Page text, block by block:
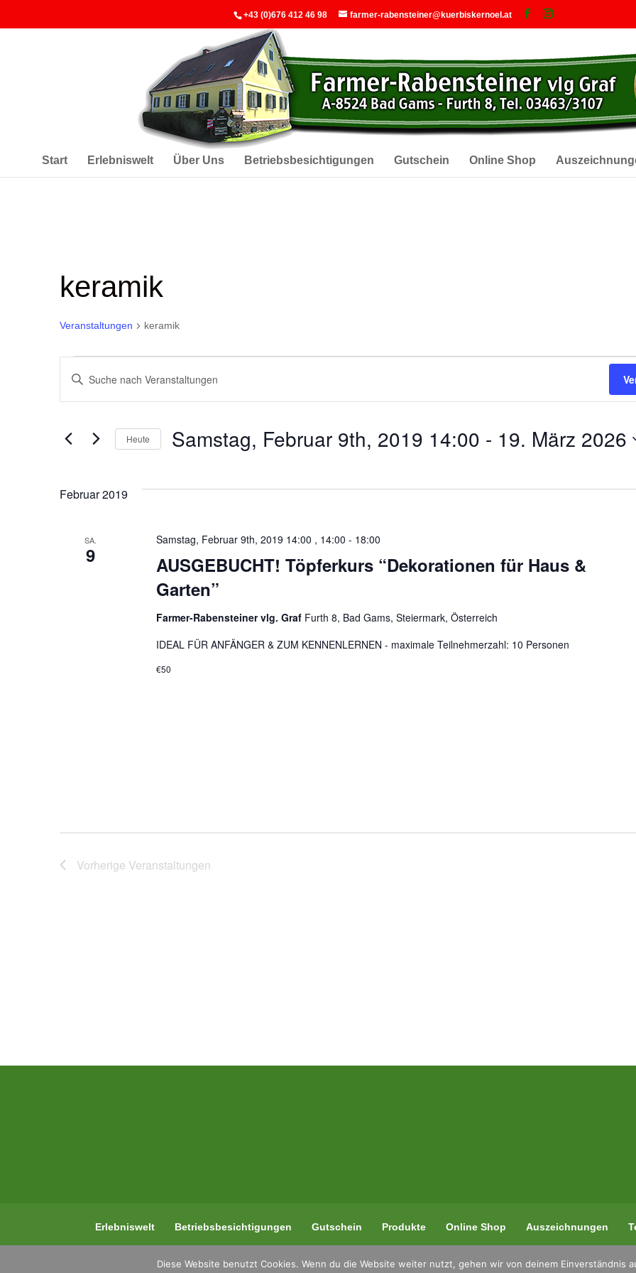
+43 (0)676 412 46 98 farmer-rabensteiner@kuerbiskernoel.at
Start Erlebniswelt Über Uns Betriebsbesichtigungen Gutschein Online Shop
keramik
Veranstaltungen keramik
Veranstaltungen
Veranstaltungen
Suche
und
Navigation
Bitte
Schlüsselwort
Suche
Veranstaltungen
Heute Samstag, Februar 9th, 2019 14:00 - 19. März 2026
wählen.
Februar 2019
SA.
9
AUSGEBUCHT! Töpferkurs “Dekorationen für Haus &
Garten”
Samstag, Februar 9th, 2019 14:00 , 14:00 - 18:00
Farmer-Rabensteiner vlg. Graf Furth 8, Bad Gams, Steiermark, Österreich
IDEAL FÜR ANFÄNGER & ZUM KENNENLERNEN - maximale Teilnehmerzahl: 10 Personen
€50
Vorherige Veranstaltungen
Erlebniswelt Betriebsbesichtigungen Gutschein Produkte Online Shop Auszeichnungen
Diese Website benutzt Cookies. Wenn du die Website weiter nutzt, gehen wir von deinem Einverständnis